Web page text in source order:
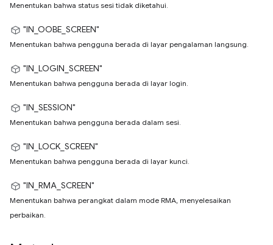
Menentukan bahwa status sesi tidak diketahui.
"IN_OOBE_SCREEN"
Menentukan bahwa pengguna berada di layar pengalaman langsung.
"IN_LOGIN_SCREEN"
Menentukan bahwa pengguna berada di layar login.
"IN_SESSION"
Menentukan bahwa pengguna berada dalam sesi.
"IN_LOCK_SCREEN"
Menentukan bahwa pengguna berada di layar kunci.
"IN_RMA_SCREEN"
Menentukan bahwa perangkat dalam mode RMA, menyelesaikan
perbaikan.